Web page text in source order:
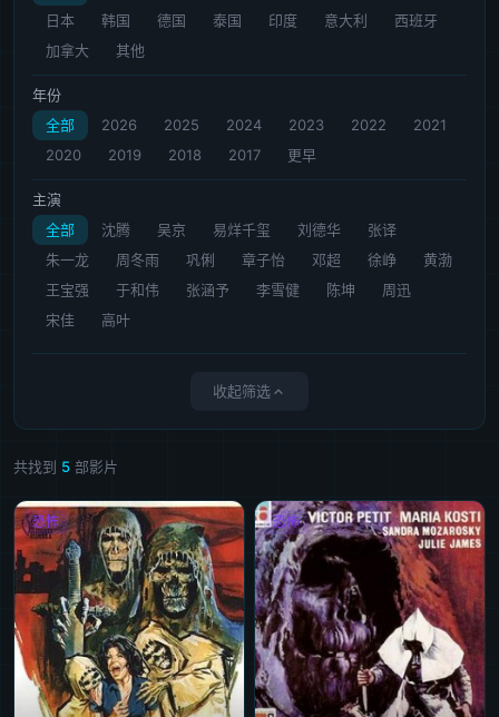
日本
韩国 德国 泰国 印度 意大利
西班牙
加拿大
其他
年份
全部
2026 2025 2024 2023 2022
2021
2020
2019 2018 2017 更早
主演
全部
沈腾 吴京 易烊千玺 刘德华
张译
朱一龙
周冬雨 巩俐 章子怡 邓超 徐峥
黄渤
王宝强
于和伟 张涵予 李雪健 陈坤
周迅
宋佳
高叶
收起筛选
共找到 5 部影片
恐怖 恐怖